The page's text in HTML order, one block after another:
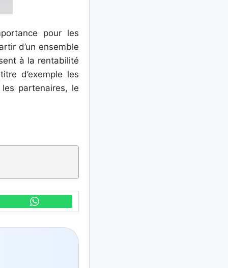
pour les
d’un ensemble
à la rentabilité
d’exemple les
partenaires, le